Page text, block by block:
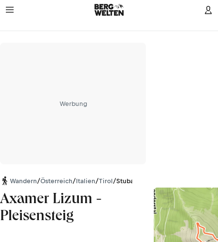
Werbung
Wandern/Österreich/Italien/Tirol/Stubaier Alpen
Axamer Lizum -
Pleisensteig